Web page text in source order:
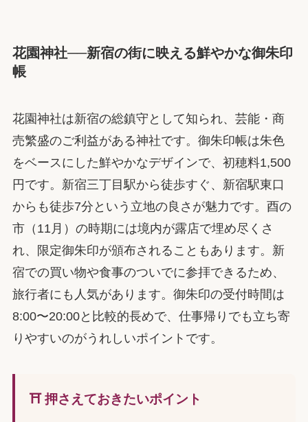
花園神社──新宿の街に映える鮮やかな御朱印
帳
花園神社は新宿の総鎮守として知られ、芸能・商
売繁盛のご利益がある神社です。御朱印帳は朱色
をベースにした鮮やかなデザインで、初穂料1,500
円です。新宿三丁目駅から徒歩すぐ、新宿駅東口
からも徒歩7分という立地の良さが魅力です。酉の
市（11月）の時期には境内が露店で埋め尽くさ
れ、限定御朱印が頒布されることもあります。新
宿での買い物や食事のついでに参拝できるため、
旅行者にも人気があります。御朱印の受付時間は
8:00〜20:00と比較的長めで、仕事帰りでも立ち寄
りやすいのがうれしいポイントです。
⛩️ 押さえておきたいポイント